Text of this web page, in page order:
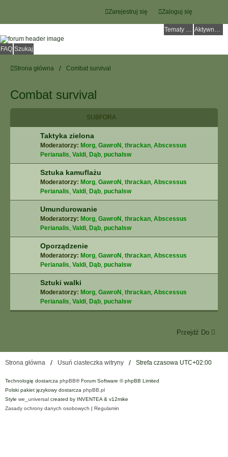
Zaloguj się
Zarejestruj się
Tematy bez odpowiedzi Aktywne tematy
FAQ Szukaj
Strona główna Combat survival
Combat survival
SUBFORA
Taktyka zielona
Moderatorzy: Morg, GawroN , thrackan, Abscessus
Perianalis, Valdi, Dąb, puchalsw
Sztuka kamuflażu
Moderatorzy: Morg, GawroN , thrackan, Abscessus
Perianalis, Valdi, Dąb, puchalsw
Umundurowanie
Moderatorzy: Morg, GawroN , thrackan, Abscessus
Perianalis, Valdi, Dąb, puchalsw
Oporządzenie
Moderatorzy: Morg, GawroN , thrackan, Abscessus
Perianalis, Valdi, Dąb, puchalsw
Sztuki walki
Moderatorzy: Morg, GawroN , thrackan, Abscessus
Perianalis, Valdi, Dąb, puchalsw
Przejdź Do
Strona główna Usuń ciasteczka witryny Strefa czasowa UTC+02:00
Technologię dostarcza phpBB® Forum Software © phpBB Limited
Polski pakiet językowy dostarcza phpBB.pl
Style we_universal created by INVENTEA & v12mike
Zasady ochrony danych osobowych | Regulamin